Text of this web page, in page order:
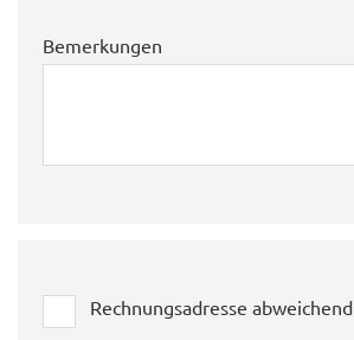
Bemerkungen
Rechnungsadresse abweichend